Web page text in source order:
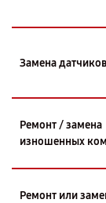
Замена датчиков
Ремонт / замена
изношенных
Ремонт или